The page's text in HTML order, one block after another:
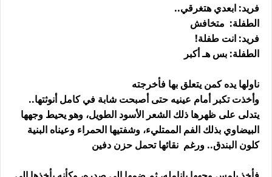
فريد: ابعدي هتغرقي..
الطفلة: متخافش
فريد: انت طفلة!
الطفلة: بس هـ أكبر
ناولها يده كمن يتعلق بها فأخرجته
وأخذت تكبر أمام عينيه حتى أصبحت شابة في كامل أنوثتها..
يتدلى على ظهرها ذلك الشعر الأسود الطويل، وهو يحيط وجهها
البيضاوي بذلك الفم الممتليء، وشفتيها الحمراء وعيناه البنية
كلون البندق.. ورغم نقائها تحمل حزن دفين